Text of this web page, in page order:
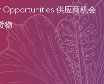
Opportunities 供应商机会
物